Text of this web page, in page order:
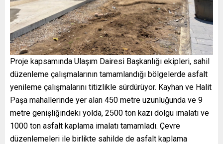
Proje kapsamında Ulaşım Dairesi Başkanlığı ekipleri, sahil
düzenleme çalışmalarının tamamlandığı bölgelerde asfalt
yenileme çalışmalarını titizlikle sürdürüyor. Kayhan ve Halit
Paşa mahallerinde yer alan 450 metre uzunluğunda ve 9
metre genişliğindeki yolda, 2500 ton kazı dolgu imalatı ve
1000 ton asfalt kaplama imalatı tamamladı. Çevre
düzenlemeleri ile birlikte sahilde de asfalt kaplama